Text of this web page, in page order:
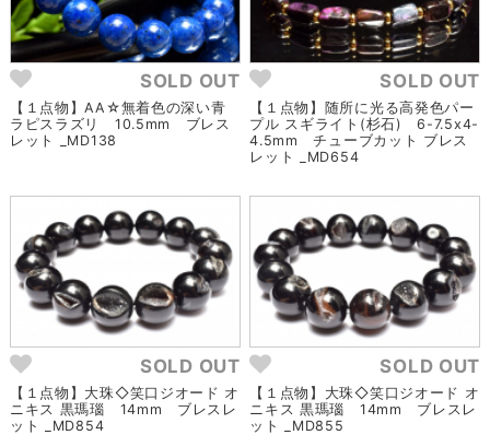
SOLD OUT
【１点物】AA☆無着色の深い青
ラピスラズリ 10.5mm ブレス
レット _MD138
SOLD OUT
【１点物】随所に光る高発色パー
プル スギライト(杉石) 6-7.5x4-
4.5mm チューブカット ブレス
レット _MD654
SOLD OUT
【１点物】大珠◇笑口ジオード オ
ニキス 黒瑪瑙 14mm ブレスレ
ット _MD854
SOLD OUT
【１点物】大珠◇笑口ジオード オ
ニキス 黒瑪瑙 14mm ブレスレ
ット _MD855